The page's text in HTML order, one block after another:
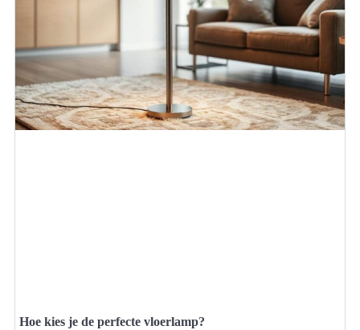
Hoe kies je de perfecte vloerlamp?